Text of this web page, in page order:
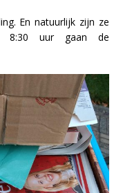
En natuurlijk zijn ze
8:30 uur gaan de